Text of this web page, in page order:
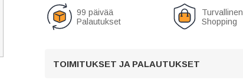
99 päivää
Palautukset
Turvallinen
Shopping
TOIMITUKSET JA PALAUTUKSET